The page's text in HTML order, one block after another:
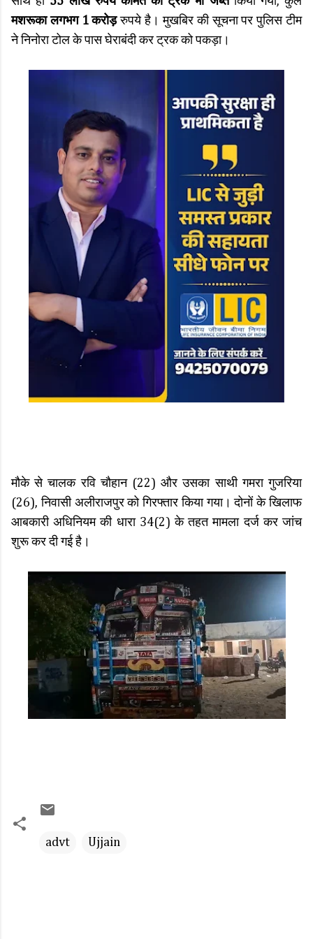
मशरूका लगभग 1 करोड़रुपये है। मुखबिर की सूचना पर पुलिस टीम
ने निनोरा टोल के पास घेराबंदी कर ट्रक को पकड़ा।
मौके से चालक रवि चौहान (22) और उसका साथी गमरा गुजरिया
(26), निवासी अलीराजपुर को गिरफ्तार किया गया। दोनों के खिलाफ
आबकारी अधिनियम की धारा 34(2) के तहत मामला दर्ज कर जांच
शुरू कर दी गई है।
advt Ujjain